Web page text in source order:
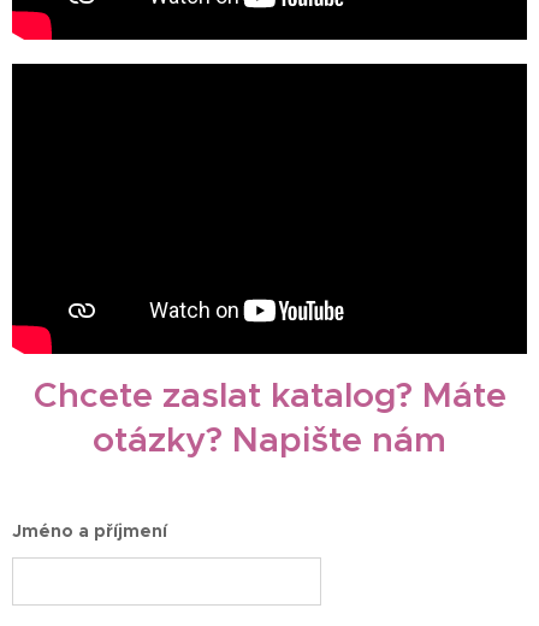
Chcete zaslat katalog? Máte
otázky? Napište nám
Jméno a příjmení